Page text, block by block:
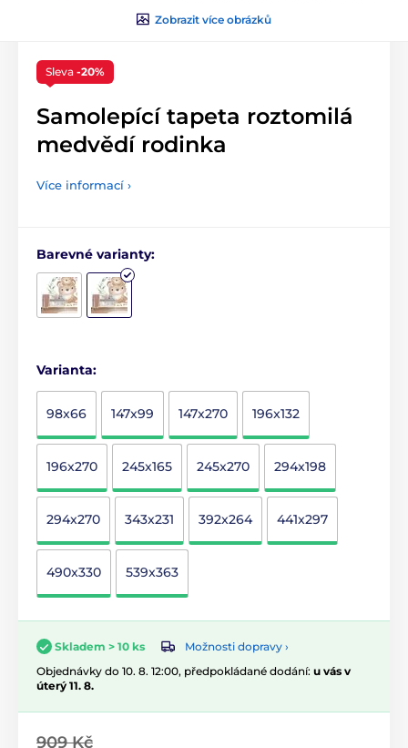
Zobrazit více obrázků
Sleva -20%
Samolepící tapeta roztomilá
medvědí rodinka
Více informací ›
Barevné varianty:
Varianta:
98x66 147x99 147x270 196x132
196x270 245x165 245x270 294x198
294x270 343x231 392x264 441x297
490x330 539x363
Skladem > 10 ks
Možnosti dopravy ›
Objednávky do 10. 8. 12:00, předpokládané dodání: u vás v
úterý 11. 8.
909 Kč